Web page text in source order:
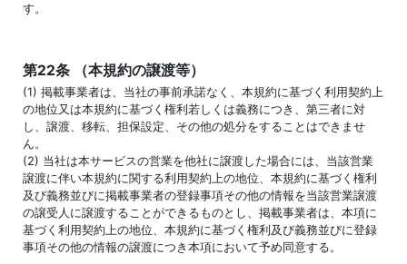
す。
第22条 （本規約の譲渡等）
(1) 掲載事業者は、当社の事前承諾なく、本規約に基づく利用契約上
の地位又は本規約に基づく権利若しくは義務につき、第三者に対
し、譲渡、移転、担保設定、その他の処分をすることはできませ
ん。
(2) 当社は本サービスの営業を他社に譲渡した場合には、当該営業
譲渡に伴い本規約に関する利用契約上の地位、本規約に基づく権利
及び義務並びに掲載事業者の登録事項その他の情報を当該営業譲渡
の譲受人に譲渡することができるものとし、掲載事業者は、本項に
基づく利用契約上の地位、本規約に基づく権利及び義務並びに登録
事項その他の情報の譲渡につき本項において予め同意する。